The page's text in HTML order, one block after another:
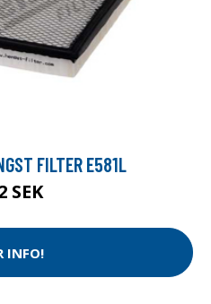
FILTER E581L
SEK
INFO!